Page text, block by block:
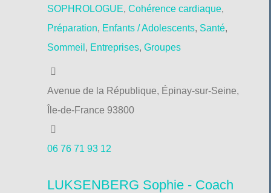
SOPHROLOGUE, Cohérence cardiaque,
Préparation, Enfants / Adolescents, Santé,
Sommeil, Entreprises, Groupes
Avenue de la République, Épinay-sur-Seine,
Île-de-France 93800
06 76 71 93 12
LUKSENBERG Sophie - Coach